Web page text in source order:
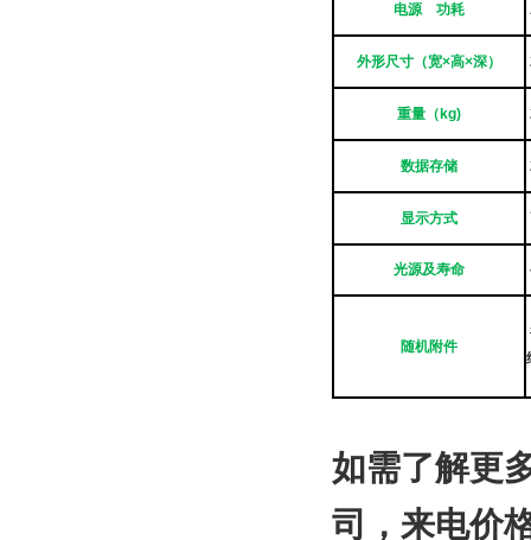
电源 功耗
外形尺寸（宽×高×深）
重量（kg)
数据存储
显示方式
光源及寿命
随机附件
如需了解更
司
，来电价